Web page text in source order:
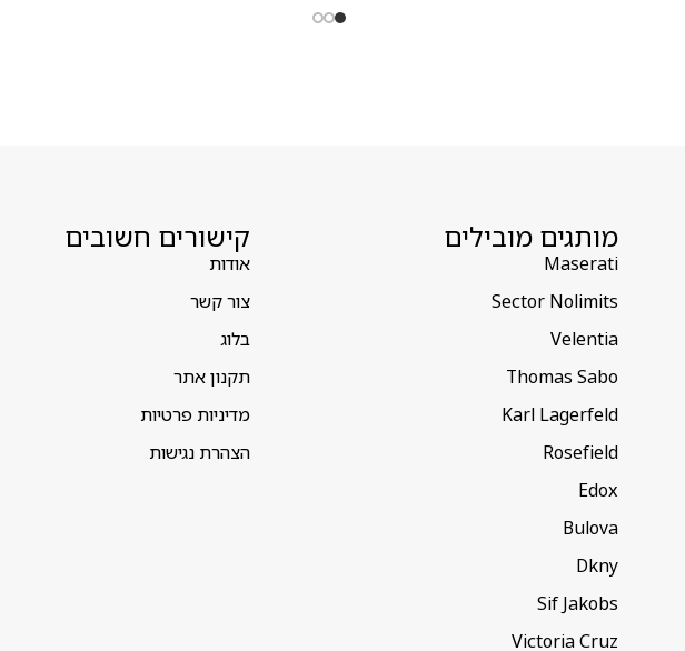
מותגים מובילים
Maserati
Sector Nolimits
Velentia
Thomas Sabo
Karl Lagerfeld
Rosefield
Edox
Bulova
Dkny
Sif Jakobs
Victoria Cruz
קישורים חשובים
אודות
צור קשר
בלוג
תקנון אתר
מדיניות פרטיות
הצהרת נגישות